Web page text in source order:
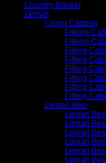
Laundry Basket
Lemari
Filling Cabinet
Filking
Fillimg
Filling
Filling
Filling
Filling
Filling
Filling
Lemari Besi
Lemari
Lemari
Lemari
Lemari
Lemari
Lemari